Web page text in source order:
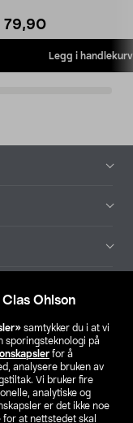
Ohlson
samtykker du i at vi
sporingsteknologi på
for å
analysere bruken av
Vi bruker fire
analytiske og
er det ikke noe
at nettstedet skal
79,90
Legg i handlekurv